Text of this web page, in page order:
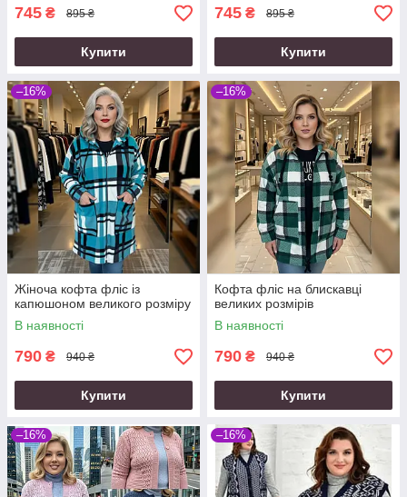
745 ₴ 895 ₴
Купити
745 ₴ 895 ₴
Купити
–16%
Жіноча кофта фліс із
капюшоном великого розміру
В наявності
790 ₴ 940 ₴
Купити
–16%
Кофта фліс на блискавці
великих розмірів
В наявності
790 ₴ 940 ₴
Купити
–16% –16%